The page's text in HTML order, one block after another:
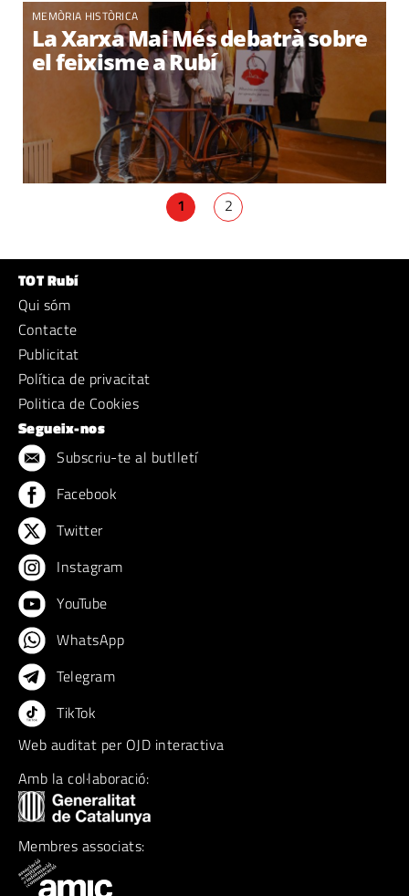
MEMÒRIA HISTÒRICA
La Xarxa Mai Més debatrà sobre
el feixisme a Rubí
1 2
TOT Rubí
Qui sóm
Contacte
Publicitat
Política de privacitat
Politica de Cookies
Segueix-nos
Subscriu-te al butlletí
Facebook
Twitter
Instagram
YouTube
WhatsApp
Telegram
TikTok
Web auditat per OJD interactiva
Amb la col·laboració:
Membres associats: